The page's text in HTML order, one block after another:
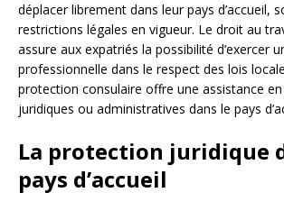
déplacer librement dans leur pays d’accueil,
restrictions légales en vigueur. Le droit au
assure aux expatriés la possibilité d’exercer
professionnelle dans le respect des lois
protection consulaire offre une assistance
juridiques ou administratives dans le pays
La protection juridique
pays d’accueil